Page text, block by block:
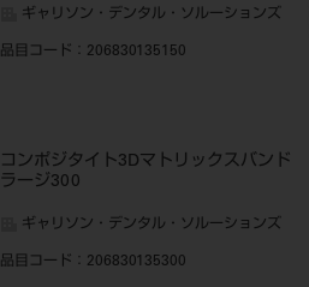
ギャリソン・デンタル・ソルーションズ
品目コード ：206830135150
コンポジタイト3Dマトリックスバンド
ラージ300
ギャリソン・デンタル・ソルーションズ
品目コード ：206830135300